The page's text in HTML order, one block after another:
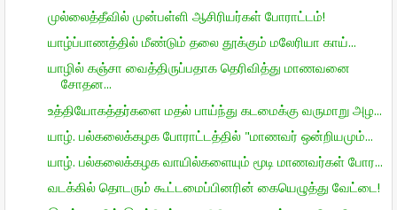
முல்லைத்தீவில் முன்பள்ளி ஆசிரியர்கள் போராட்டம்!
யாழ்ப்பாணத்தில் மீண்டும் தலை தூக்கும் மலேரியா காய்...
யாழில் கஞ்சா வைத்திருப்பதாக தெரிவித்து மாணவனை
சோதன...
உத்தியோகத்தர்களை மதல் பாய்ந்து கடமைக்கு வருமாறு அழ...
யாழ். பல்கலைக்கழக போராட்டத்தில் "மாணவர் ஒன்றியமும்...
யாழ். பல்கலைக்கழக வாயில்களையும் மூடி மாணவர்கள் போர...
வடக்கில் தொடரும் கூட்டமைப்பினரின் கையெழுத்து வேட்டை!